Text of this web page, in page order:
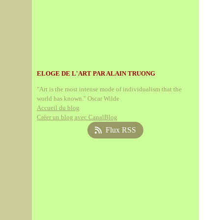
ELOGE DE L'ART PAR ALAIN TRUONG
"Art is the most intense mode of individualism that the
world has known." Oscar Wilde
Accueil du blog
Créer un blog avec CanalBlog
Flux RSS